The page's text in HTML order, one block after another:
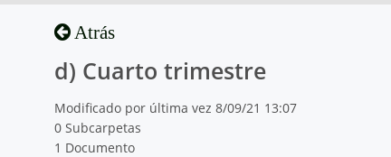
Atrás
d) Cuarto trimestre
Modificado por última vez 8/09/21 13:07
0 Subcarpetas
1 Documento